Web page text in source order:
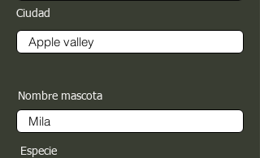
Ciudad
Nombre mascota
Especie